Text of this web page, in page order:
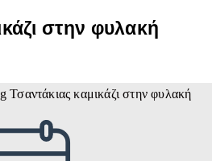
στην φυλακή